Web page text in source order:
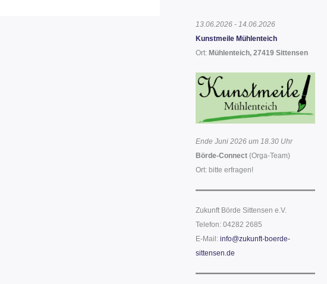
13.06.2026 - 14.06.2026
Kunstmeile Mühlenteich
Ort: Mühlenteich, 27419 Sittensen
Ende Juni 2026 um 18.30 Uhr
Börde-Connect (Orga-Team)
Ort: bitte erfragen!
Zukunft Börde Sittensen e.V.
Telefon: 04282 2685
E-Mail:info@zukunft-boerde-
sittensen.de